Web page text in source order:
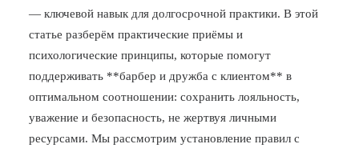
— ключевой навык для долгосрочной практики. В этой
статье разберём практические приёмы и
психологические принципы, которые помогут
поддерживать **барбер и дружба с клиентом** в
оптимальном соотношении: сохранить лояльность,
уважение и безопасность, не жертвуя личными
ресурсами. Мы рассмотрим установление правил с